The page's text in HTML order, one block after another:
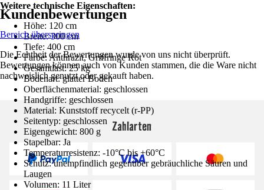
Weitere technische Eigenschaften:
Höhe: 120 cm
Breite: 300 cm
Tiefe: 400 cm
Farbe: Anthrazit, Griffringe Rot
Gesamtlast: 25 kg
Bodenart: glatter Boden
Oberflächenmaterial: geschlossen
Handgriffe: geschlossen
Material: Kunststoff recycelt (r-PP)
Seitentyp: geschlossen
Eigengewicht: 800 g
Stapelbar: Ja
Temperaturresistenz: -10°C bis +60°C
Schutz: unempfindlich gegenüber gebräuchliche Säuren und
Laugen
Volumen: 11 Liter
Kundenbewertungen
Bereich überspringen
Die Echtheit der Bewertungen wurde von uns nicht überprüft.
Bewertungen können auch von Kunden stammen, die die Ware nicht
nachweislich genutzt oder gekauft haben.
Zahlarten